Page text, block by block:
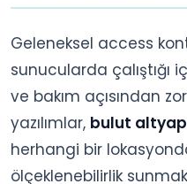
Geleneksel access
sunucularda çalıştığı
ve bakım açısından
yazılımlar, bulut
herhangi bir
ölçeklenebilirlik